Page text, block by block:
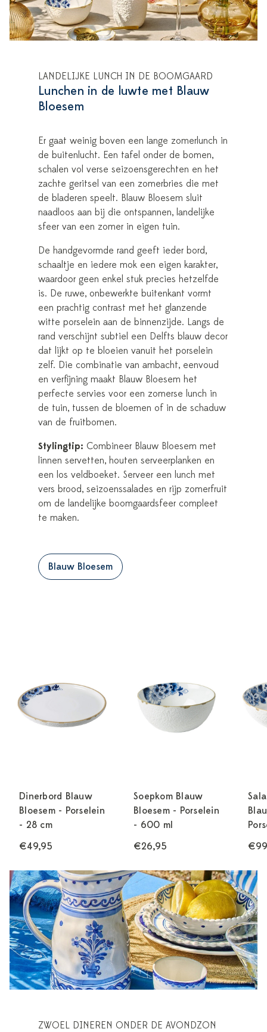
LANDELIJKE LUNCH IN DE BOOMGAARD
Lunchen in de luwte met Blauw
Bloesem
Er gaat weinig boven een lange zomerlunch in
de buitenlucht. Een tafel onder de bomen,
schalen vol verse seizoensgerechten en het
zachte geritsel van een zomerbries die met
de bladeren speelt. Blauw Bloesem sluit
naadloos aan bij die ontspannen, landelijke
sfeer van een zomer in eigen tuin.
De handgevormde rand geeft ieder bord,
schaaltje en iedere mok een eigen karakter,
waardoor geen enkel stuk precies hetzelfde
is. De ruwe, onbewerkte buitenkant vormt
een prachtig contrast met het glanzende
witte porselein aan de binnenzijde. Langs de
rand verschijnt subtiel een Delfts blauw decor
dat lijkt op te bloeien vanuit het porselein
zelf. Die combinatie van ambacht, eenvoud
en verfijning maakt Blauw Bloesem het
perfecte servies voor een zomerse lunch in
de tuin, tussen de bloemen of in de schaduw
van de fruitbomen.
Stylingtip: Combineer Blauw Bloesem met
linnen servetten, houten serveerplanken en
een los veldboeket. Serveer een lunch met
vers brood, seizoenssalades en rijp zomerfruit
om de landelijke boomgaardsfeer compleet
te maken.
Blauw Bloesem
Dinerbord Blauw
Bloesem - Porselein
- 28 cm
€49,95
Soepkom Blauw
Bloesem - Porselein
- 600 ml
€26,95
ZWOEL DINEREN ONDER DE AVONDZON